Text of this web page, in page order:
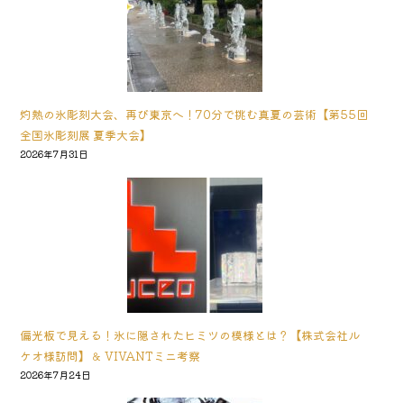
灼熱の氷彫刻大会、再び東京へ！70分で挑む真夏の芸術【第55回
全国氷彫刻展 夏季大会】
2026年7月31日
偏光板で見える！氷に隠されたヒミツの模様とは？【株式会社ル
ケオ様訪問】＆ VIVANTミニ考察
2026年7月24日